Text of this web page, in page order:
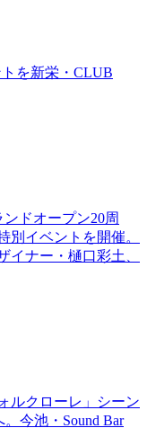
を新栄・CLUB
ドオープン20周
別イベントを開催。
イナー・樋口彩土、
ルクローレ」シーン
今池・Sound Bar